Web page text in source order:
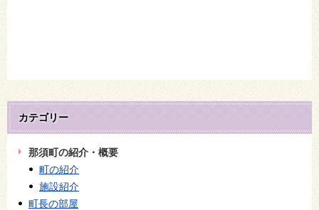
カテゴリー
那須町の紹介・概要
町の紹介
施設紹介
町長の部屋